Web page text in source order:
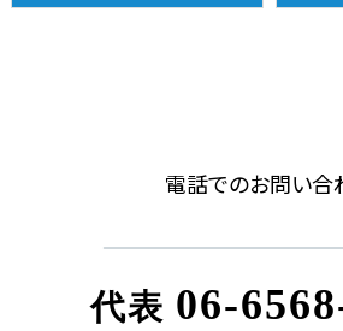
電話でのお問い合
代表 06-